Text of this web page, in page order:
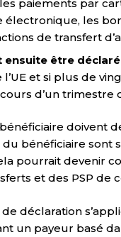
paiements par
électronique, les
de transfert
ensuite être
et si plus de
d’un trimestre
doivent
du bénéficiaire
pourrait devenir
et des PSP de
déclaration
un payeur basé